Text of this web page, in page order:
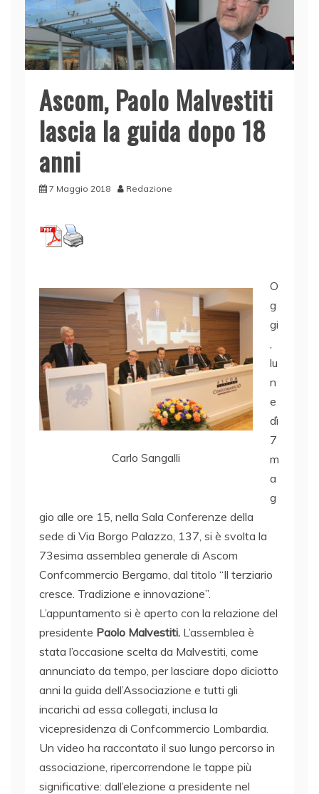
Ascom, Paolo Malvestiti
lascia la guida dopo 18
anni
7 Maggio 2018 Redazione
Carlo Sangalli
O
g
gi
lu
n
e
dì
7
m
a
g
gio alle ore 15, nella Sala Conferenze della
sede di Via Borgo Palazzo, 137, si è svolta la
73esima assemblea generale di Ascom
Confcommercio Bergamo, dal titolo “Il terziario
cresce. Tradizione e innovazione”.
L’appuntamento si è aperto con la relazione del
presidente Paolo Malvestiti. L’assemblea è
stata l’occasione scelta da Malvestiti, come
annunciato da tempo, per lasciare dopo diciotto
anni la guida dell’Associazione e tutti gli
incarichi ad essa collegati, inclusa la
vicepresidenza di Confcommercio Lombardia.
Un video ha raccontato il suo lungo percorso in
associazione, ripercorrendone le tappe più
significative: dall’elezione a presidente nel